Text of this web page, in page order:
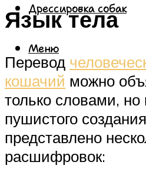
Дрессировка собак
Меню
Язык тела
Перевод
кошачий можно
только словами,
пушистого
представлено
расшифровок: